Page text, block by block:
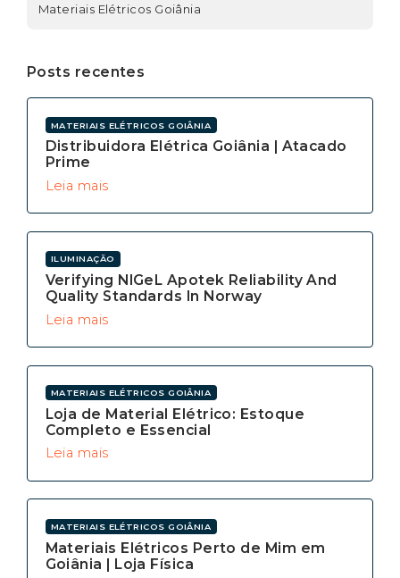
Materiais Elétricos Goiânia
Posts recentes
MATERIAIS ELÉTRICOS GOIÂNIA
Distribuidora Elétrica Goiânia | Atacado
Prime
Leia mais
ILUMINAÇÃO
Verifying NIGeL Apotek Reliability And
Quality Standards In Norway
Leia mais
MATERIAIS ELÉTRICOS GOIÂNIA
Loja de Material Elétrico: Estoque
Completo e Essencial
Leia mais
MATERIAIS ELÉTRICOS GOIÂNIA
Materiais Elétricos Perto de Mim em
Goiânia | Loja Física